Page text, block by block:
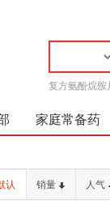
复方氨酚烷胺
家庭常备药
认 销量 人气